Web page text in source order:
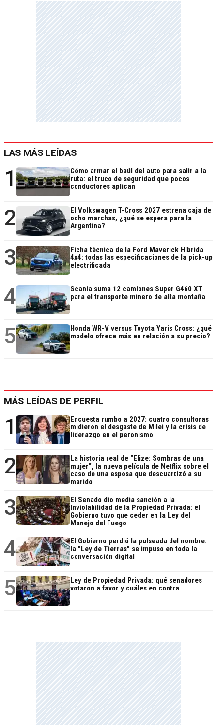
LAS MÁS LEÍDAS
1
Cómo armar el baúl del auto para salir a la
ruta: el truco de seguridad que pocos
conductores aplican
2
El Volkswagen T-Cross 2027 estrena caja de
ocho marchas, ¿qué se espera para la
Argentina?
3
Ficha técnica de la Ford Maverick Híbrida
4x4: todas las especificaciones de la pick-up
electrificada
4
Scania suma 12 camiones Super G460 XT
para el transporte minero de alta montaña
5
Honda WR-V versus Toyota Yaris Cross: ¿qué
modelo ofrece más en relación a su precio?
MÁS LEÍDAS DE PERFIL
1
Encuesta rumbo a 2027: cuatro consultoras
midieron el desgaste de Milei y la crisis de
liderazgo en el peronismo
2
La historia real de "Elize: Sombras de una
mujer", la nueva película de Netflix sobre el
caso de una esposa que descuartizó a su
marido
3
El Senado dio media sanción a la
Inviolabilidad de la Propiedad Privada: el
Gobierno tuvo que ceder en la Ley del
Manejo del Fuego
4
El Gobierno perdió la pulseada del nombre:
la "Ley de Tierras" se impuso en toda la
conversación digital
5
Ley de Propiedad Privada: qué senadores
votaron a favor y cuáles en contra